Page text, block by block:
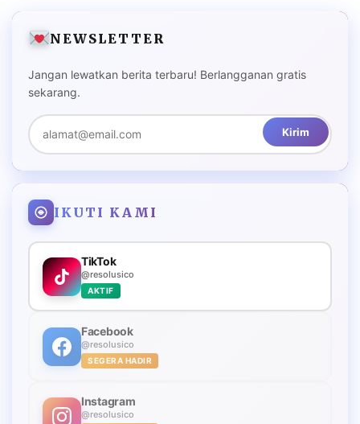
NEWSLETTER
Jangan lewatkan berita terbaru! Berlangganan gratis
sekarang.
Kirim
IKUTI KAMI
TikTok
@resolusico
AKTIF
Facebook
@resolusico
SEGERA HADIR
Instagram
@resolusico